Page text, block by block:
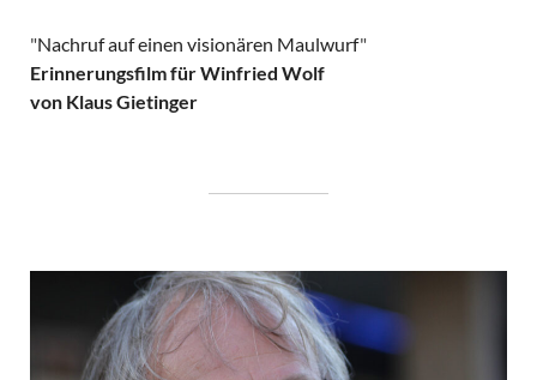
"Nachruf auf einen visionären Maulwurf"
Erinnerungsfilm für Winfried Wolf
von Klaus Gietinger